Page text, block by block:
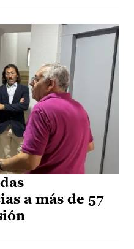
a más de 57